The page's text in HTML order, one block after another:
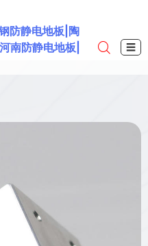
防静电地板|陶
南防静电地板|
☰